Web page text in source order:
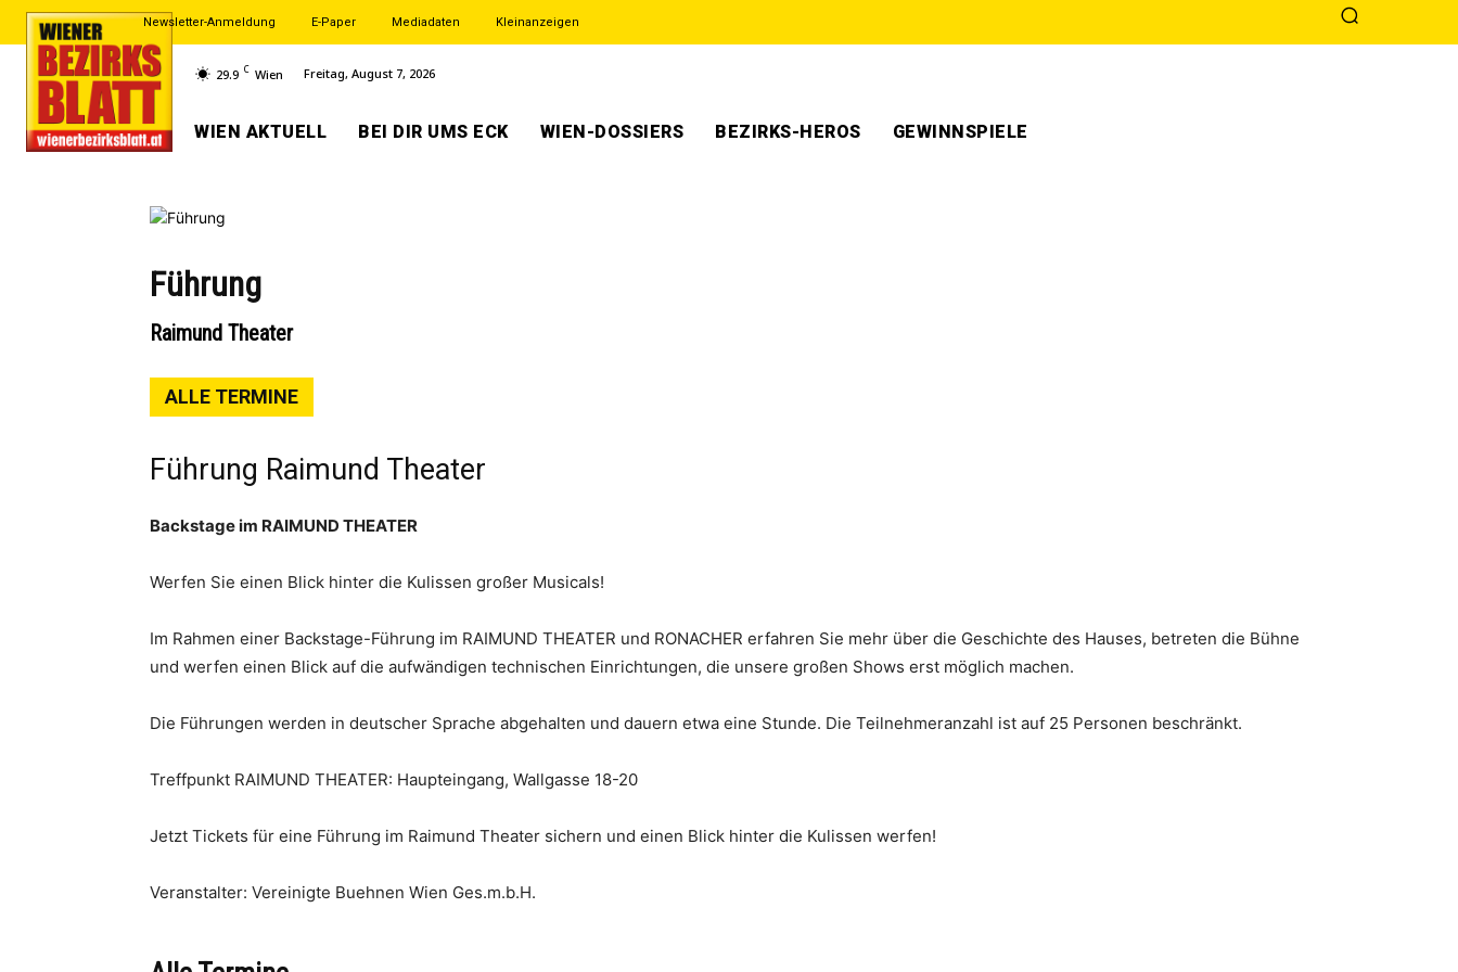
Newsletter-Anmeldung E-Paper Mediadaten Kleinanzeigen
29.9 C Wien Freitag, August 7, 2026
WIEN AKTUELL BEI DIR UMS ECK WIEN-DOSSIERS BEZIRKS-HEROS GEWINNSPIELE
Führung
Raimund Theater
ALLE TERMINE
Führung Raimund Theater
Backstage im RAIMUND THEATER
Werfen Sie einen Blick hinter die Kulissen großer Musicals!
Im Rahmen einer Backstage-Führung im RAIMUND THEATER und RONACHER erfahren Sie mehr über die Geschichte des Hauses, betreten die Bühne
und werfen einen Blick auf die aufwändigen technischen Einrichtungen, die unsere großen Shows erst möglich machen.
Die Führungen werden in deutscher Sprache abgehalten und dauern etwa eine Stunde. Die Teilnehmeranzahl ist auf 25 Personen beschränkt.
Treffpunkt RAIMUND THEATER: Haupteingang, Wallgasse 18-20
Jetzt Tickets für eine Führung im Raimund Theater sichern und einen Blick hinter die Kulissen werfen!
Veranstalter: Vereinigte Buehnen Wien Ges.m.b.H.